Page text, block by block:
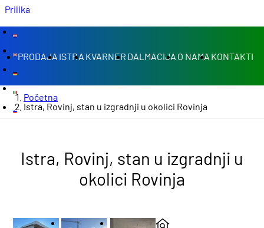
PRODAJA ISTRA KVARNER DALMACIJA O NAMA KONTAKTI
Početna
Istra, Rovinj, stan u izgradnji u okolici Rovinja
Istra, Rovinj, stan u izgradnji u
okolici Rovinja
Prilika